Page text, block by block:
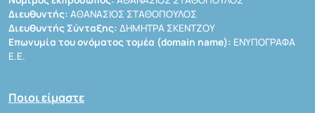
Διευθυντής: ΑΘΑΝΑΣΙΟΣ ΣΤΑΘΟΠΟΥΛΟΣ
Διευθυντής Σύνταξης: ΔΗΜΗΤΡΑ ΣΚΕΝΤΖΟΥ
Επωνυμία του ονόματος τομέα (domain name): ΕΝΥΠΟΓΡΑΦΑ
Ε.Ε.
Ποιοι είμαστε